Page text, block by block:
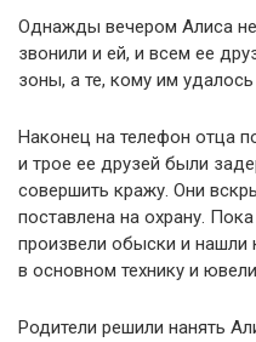
Однажды вечером Алиса
звонили и ей, и всем ее
зоны, а те, кому им
Наконец на телефон отца
и трое ее друзей были
совершить кражу. Они
поставлена на охрану.
произвели обыски и нашли
в основном технику и
Родители решили нанять